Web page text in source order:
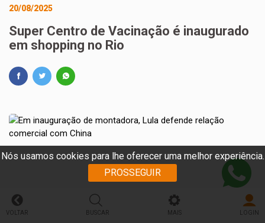
Nós usamos cookies para lhe oferecer uma melhor experiência.
PROSSEGUIR
20/08/2025
Super Centro de Vacinação é inaugurado
em shopping no Rio
VOLTAR BUSCAR MAIS LOGIN